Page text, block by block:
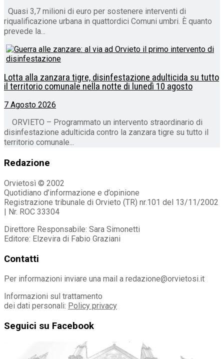
Quasi 3,7 milioni di euro per sostenere interventi di
riqualificazione urbana in quattordici Comuni umbri. È quanto
prevede la...
Lotta alla zanzara tigre, disinfestazione adulticida su tutto
il territorio comunale nella notte di lunedì 10 agosto
7 Agosto 2026
ORVIETO – Programmato un intervento straordinario di
disinfestazione adulticida contro la zanzara tigre su tutto il
territorio comunale...
Redazione
Orvietosì © 2002
Quotidiano d’informazione e d’opinione
Registrazione tribunale di Orvieto (TR) nr.101 del 13/11/2002
| Nr. ROC 33304
Direttore Responsabile: Sara Simonetti
Editore: Elzevira di Fabio Graziani
Contatti
Per informazioni inviare una mail a redazione@orvietosi.it
Informazioni sul trattamento
dei dati personali: Policy privacy
Seguici su Facebook